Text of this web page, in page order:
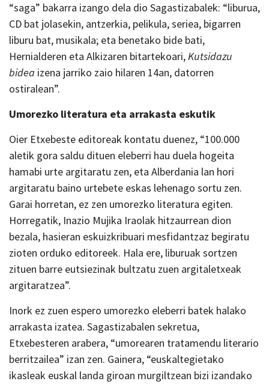
“saga” bakarra izango dela dio Sagastizabalek: “liburua,
CD bat jolasekin, antzerkia, pelikula, seriea, bigarren
liburu bat, musikala; eta benetako bide bati,
Hernialderen eta Alkizaren bitartekoari,Kutsidazu
bidea izena jarriko zaio hilaren 14an, datorren
ostiralean”.
Umorezko literatura eta arrakasta eskutik
Oier Etxebeste editoreak kontatu duenez, “100.000
aletik gora saldu dituen eleberri hau duela hogeita
hamabi urte argitaratu zen, eta Alberdania lan hori
argitaratu baino urtebete eskas lehenago sortu zen.
Garai horretan, ez zen umorezko literatura egiten.
Horregatik, Inazio Mujika Iraolak hitzaurrean dion
bezala, hasieran eskuizkribuari mesfidantzaz begiratu
zioten orduko editoreek. Hala ere, liburuak sortzen
zituen barre eutsiezinak bultzatu zuen argitaletxeak
argitaratzea”.
Inork ez zuen espero umorezko eleberri batek halako
arrakasta izatea. Sagastizabalen sekretua,
Etxebesteren arabera, “umorearen tratamendu literario
berritzailea” izan zen. Gainera, “euskaltegietako
ikasleak euskal landa giroan murgiltzean bizi izandako